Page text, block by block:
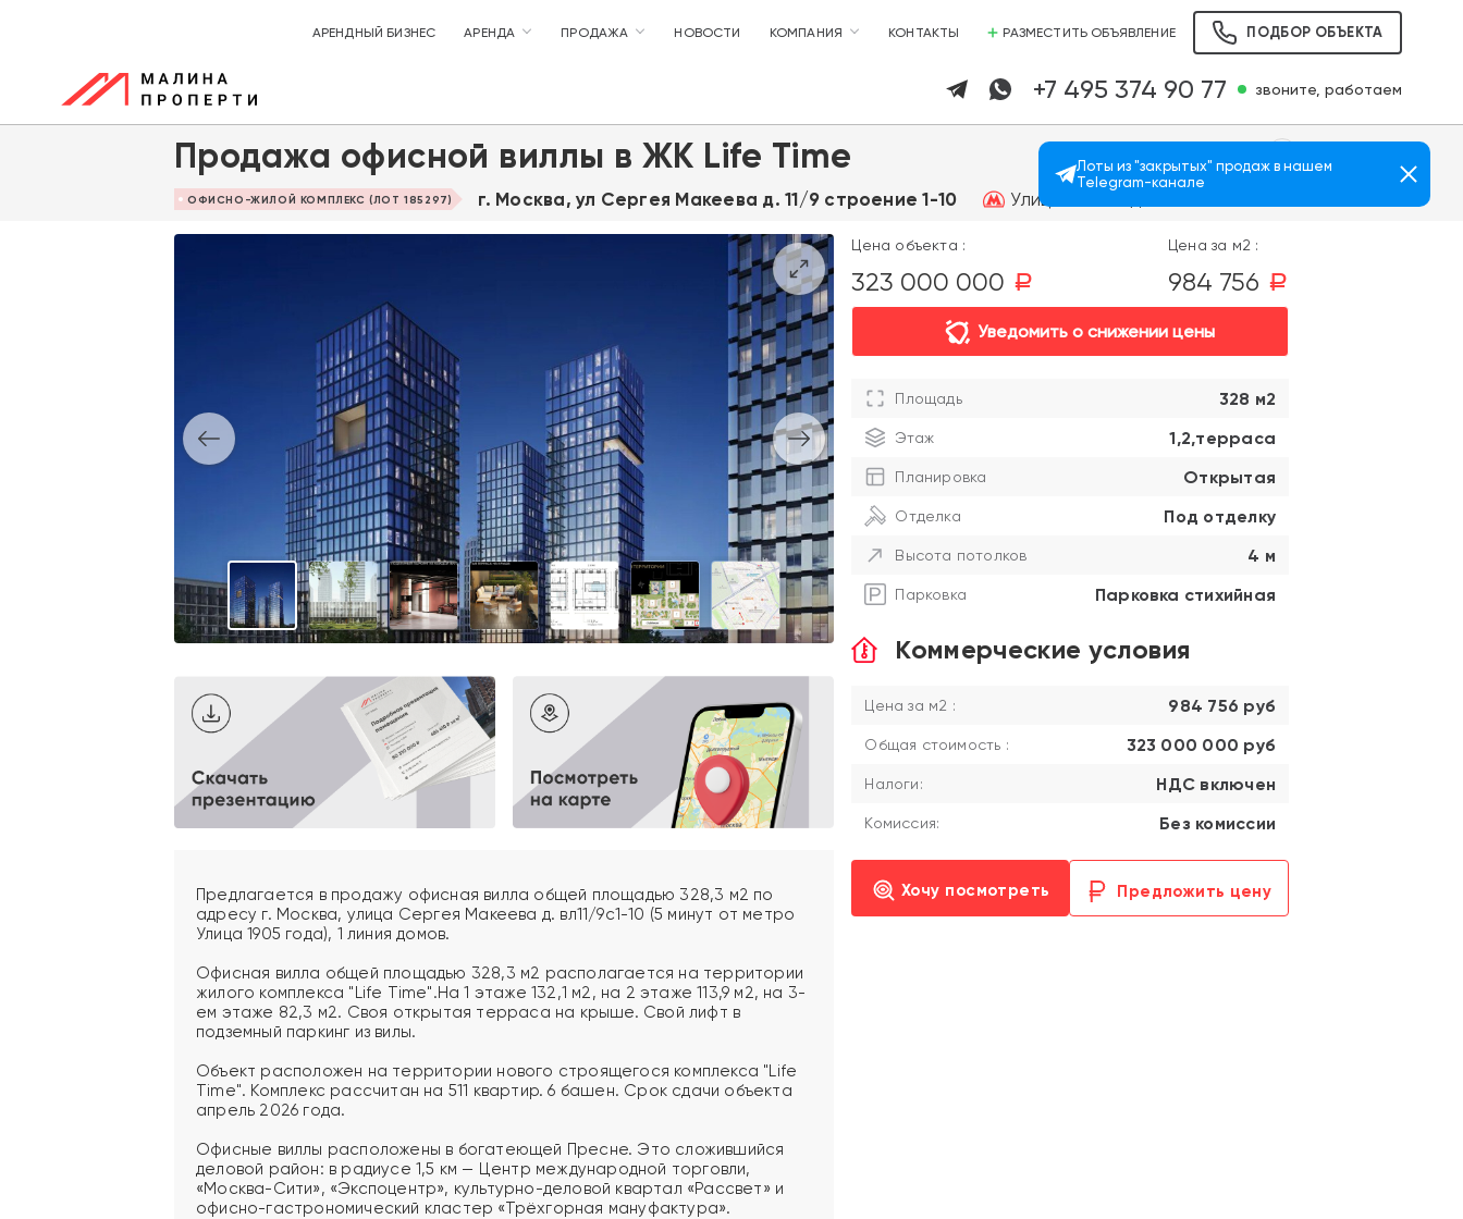
АРЕНДНЫЙ БИЗНЕС АРЕНДА ПРОДАЖА НОВОСТИ КОМПАНИЯ КОНТАКТЫ РАЗМЕСТИТЬ ОБЪЯВЛЕНИЕ ПОДБОР ОБЪЕКТА
+7 495 374 90 77 звоните, работаем
Продажа офисной виллы в ЖК Life Time
ОФИСНО-ЖИЛОЙ КОМПЛЕКС (ЛОТ 185297) г. Москва, ул Сергея Макеева д. 11/9 строение 1-10 Улица 1905 года
Предлагается в продажу офисная вилла общей площадью 328,3 м2 по
адресу г. Москва, улица Сергея Макеева д. вл11/9с1-10 (5 минут от метро
Улица 1905 года), 1 линия домов.
Офисная вилла общей площадью 328,3 м2 располагается на территории
жилого комплекса "Life Time".На 1 этаже 132,1 м2, на 2 этаже 113,9 м2, на 3-
ем этаже 82,3 м2. Своя открытая терраса на крыше. Свой лифт в
подземный паркинг из вилы.
Объект расположен на территории нового строящегося комплекса "Life
Time". Комплекс рассчитан на 511 квартир. 6 башен. Срок сдачи объекта
апрель 2026 года.
Офисные виллы расположены в богатеющей Пресне. Это сложившийся
деловой район: в радиусе 1,5 км — Центр международной торговли,
«Москва-Сити», «Экспоцентр», культурно-деловой квартал «Рассвет» и
офисно-гастрономический кластер «Трёхгорная мануфактура».
Цена объекта :
323 000 000 a
Цена за м2 :
984 756 a
Уведомить о снижении цены
Площадь 328 м2
Этаж 1,2,терраса
Планировка Открытая
Отделка Под отделку
Высота потолков 4 м
Парковка Парковка стихийная
Коммерческие условия
Цена за м2 : 984 756 руб
Общая стоимость : 323 000 000 руб
Налоги: НДС включен
Комиссия: Без комиссии
Хочу посмотреть Предложить цену
Лоты из "закрытых" продаж в нашем
Telegram-канале